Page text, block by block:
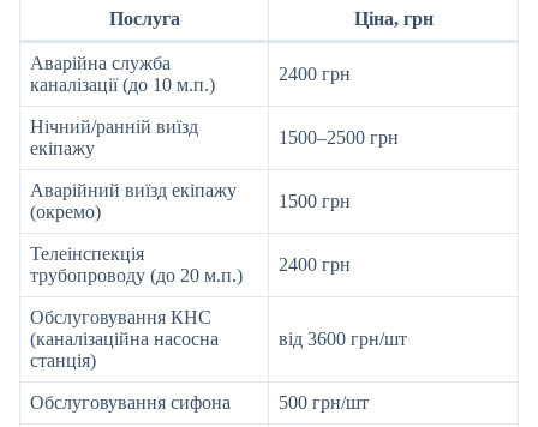
Послуга Ціна, грн
Аварійна служба
каналізації (до 10 м.п.)
2400 грн
Нічний/ранній виїзд
екіпажу
1500–2500 грн
Аварійний виїзд екіпажу
(окремо)
1500 грн
Телеінспекція
трубопроводу (до 20 м.п.)
2400 грн
Обслуговування КНС
(каналізаційна насосна
станція)
від 3600 грн/шт
Обслуговування сифона 500 грн/шт